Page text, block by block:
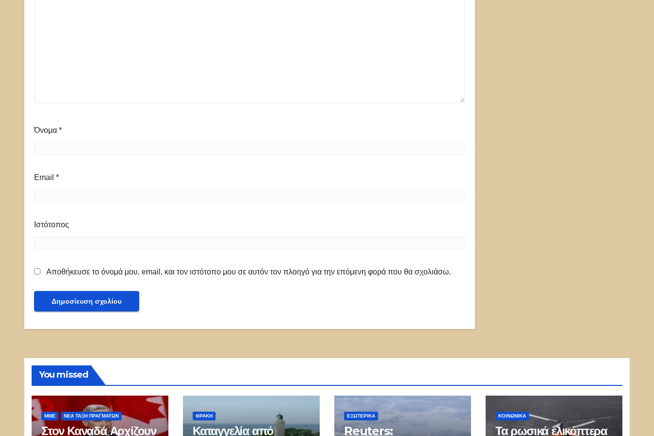
Όνομα *
Email *
Ιστότοπος
Αποθήκευσε το όνομά μου, email, και τον ιστότοπο μου σε αυτόν τον πλοηγό για την επόμενη φορά που θα σχολιάσω.
You missed
ΜΜΕ ΝΈΑ ΤΆΞΗ ΠΡΑΓΜΆΤΩΝ
Στον Καναδά Αρχίζουν
ΘΡΆΚΗ
Καταγγελία από
ΕΞΩΤΕΡΙΚΑ
Reuters:
ΚΟΙΝΩΝΙΚΑ
Τα ρωσικά ελικόπτερα